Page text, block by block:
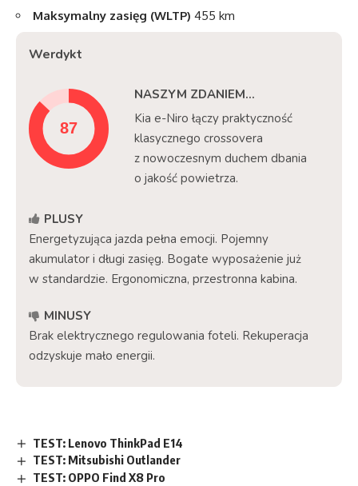
Maksymalny zasięg (WLTP) 455 km
Werdykt
NASZYM ZDANIEM...
Kia e-Niro łączy praktyczność
klasycznego crossovera
z nowoczesnym duchem dbania
o jakość powietrza.
PLUSY
Energetyzująca jazda pełna emocji. Pojemny
akumulator i długi zasięg. Bogate wyposażenie już
w standardzie. Ergonomiczna, przestronna kabina.
MINUSY
Brak elektrycznego regulowania foteli. Rekuperacja
odzyskuje mało energii.
TEST: Lenovo ThinkPad E14
TEST: Mitsubishi Outlander
TEST: OPPO Find X8 Pro